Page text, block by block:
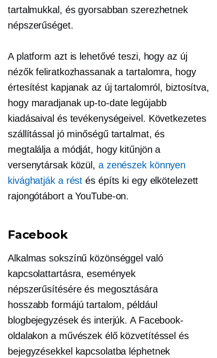
tartalmukkal, és gyorsabban szerezhetnek
népszerűséget.
A platform azt is lehetővé teszi, hogy az új
nézők feliratkozhassanak a tartalomra, hogy
értesítést kapjanak az új tartalomról, biztosítva,
hogy maradjanak up-to-datelegújabb
kiadásaival és tevékenységeivel. Következetes
szállítással jó minőségűtartalmat, és
megtalálja a módját, hogy kitűnjön a
versenytársak közül, a zenészek könnyen
kivághatják a rést és építs ki egy elkötelezett
rajongótábort a YouTube-on.
Facebook
Alkalmas sokszínű közönséggel való
kapcsolattartásra, események
népszerűsítésére és megosztására
hosszabb formájú tartalom, például
blogbejegyzések és interjúk. A Facebook-
oldalakon a művészek élő közvetítéssel és
bejegyzésekkel kapcsolatba léphetnek